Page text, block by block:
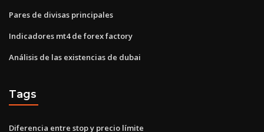
Pares de divisas principales
Indicadores mt4 de forex factory
Análisis de las existencias de dubai
Tags
Diferencia entre stop y precio límite